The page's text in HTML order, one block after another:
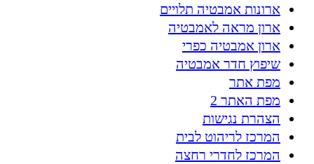
ארונות אמבטיה תלויים
ארון מראה לאמבטיה
ארון אמבטיה כפרי
שיפוץ חדר אמבטיה
מפת אתר
מפת האתר 2
הצהרת נגישות
המרכז לריהוט לבית
המרכז לחדרי רחצה